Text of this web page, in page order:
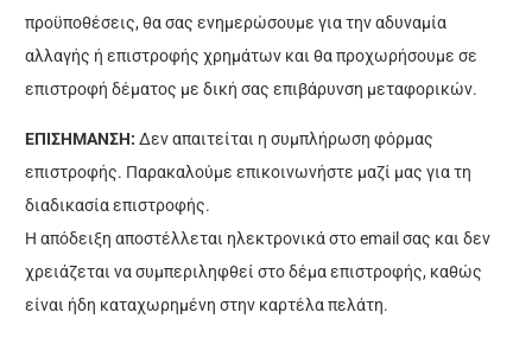
προϋποθέσεις, θα σας ενημερώσουμε για την αδυναμία
αλλαγής ή επιστροφής χρημάτων και θα προχωρήσουμε σε
επιστροφή δέματος με δική σας επιβάρυνση μεταφορικών.
ΕΠΙΣΗΜΑΝΣΗ: Δεν απαιτείται η συμπλήρωση φόρμας
επιστροφής. Παρακαλούμε επικοινωνήστε μαζί μας για τη
διαδικασία επιστροφής.
Η απόδειξη αποστέλλεται ηλεκτρονικά στο email σας και δεν
χρειάζεται να συμπεριληφθεί στο δέμα επιστροφής, καθώς
είναι ήδη καταχωρημένη στην καρτέλα πελάτη.